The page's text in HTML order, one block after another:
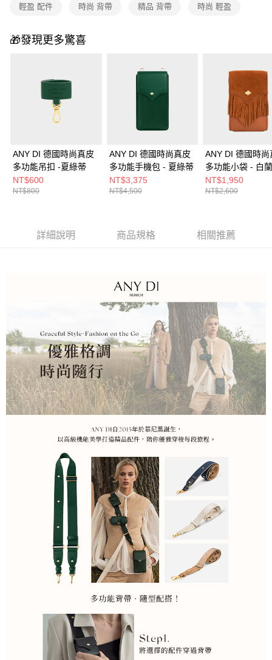
輕盈 配件 時尚 背帶 精品 背帶 時尚 輕盈
🎁發現更多驚喜
ANY DI 德國時尚真皮
多功能吊扣 -夏綠蒂
NT$600
NT$800
ANY DI 德國時尚真皮
多功能手機包 - 夏綠蒂
NT$3,375
NT$4,500
ANY DI 德國時尚
多功能小袋 - 白
NT$1,950
NT$2,600
詳細說明 商品規格 相關推薦